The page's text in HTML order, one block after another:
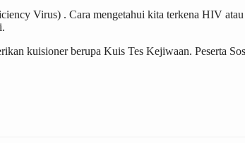
Virus) . Cara mengetahui kita terkena HIV
kuisioner berupa Kuis Tes Kejiwaan. Peserta